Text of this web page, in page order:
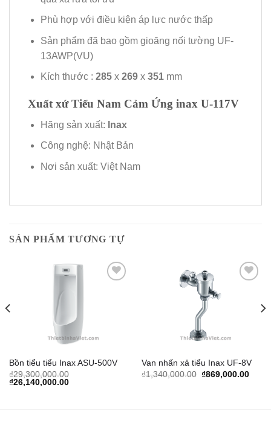
Phù hợp với điều kiện áp lực nước thấp
Sản phẩm đã bao gồm gioăng nối tường UF-
13AWP(VU)
Kích thước : 285x269 x 351mm
Xuất xứ Tiểu Nam Cảm Ứng inax U-117V
Hãng sản xuất: Inax
Công nghệ: Nhật Bản
Nơi sản xuất: Việt Nam
SẢN PHẨM TƯƠNG TỰ
Bồn tiểu tiểu Inax ASU-500V
₫29,300,000.00
Original
price
₫26,140,000.00Current
Van nhấn xả tiểu Inax UF-8V
₫1,340,000.00 Original
₫869,000.00